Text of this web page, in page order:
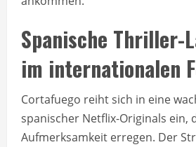
Spanische Thriller-
im internationalen
Cortafuego reiht sich in eine
spanischer Netflix-Originals ein,
Aufmerksamkeit erregen. Der